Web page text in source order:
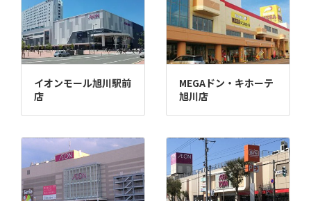
イオンモール旭川駅前
店
MEGAドン・キホーテ
旭川店